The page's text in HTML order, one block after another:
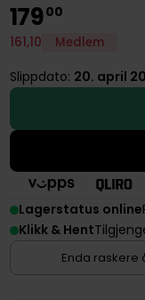
17900
161,10 Medlem
Slippdato: 20. april
Lagerstatus online
Klikk & Hent
Enda raskere